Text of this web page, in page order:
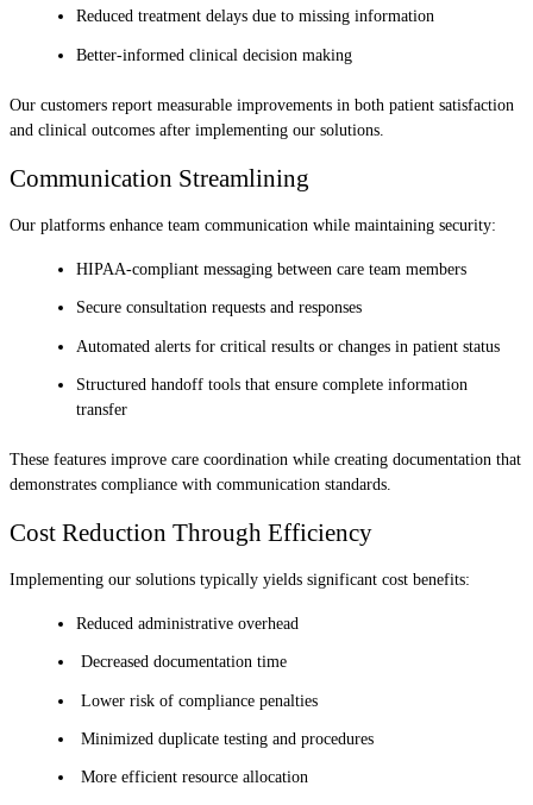
Reduced treatment delays due to missing information
Better-informed clinical decision making
Our customers report measurable improvements in both patient satisfaction
and clinical outcomes after implementing our solutions.
Communication Streamlining
Our platforms enhance team communication while maintaining security:
HIPAA-compliant messaging between care team members
Secure consultation requests and responses
Automated alerts for critical results or changes in patient status
Structured handoff tools that ensure complete information
transfer
These features improve care coordination while creating documentation that
demonstrates compliance with communication standards.
Cost Reduction Through Efficiency
Implementing our solutions typically yields significant cost benefits:
Reduced administrative overhead
Decreased documentation time
Lower risk of compliance penalties
Minimized duplicate testing and procedures
More efficient resource allocation